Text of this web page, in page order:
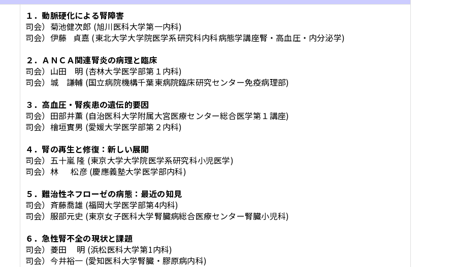
１．動脈硬化による腎障害
司会）菊池健次郎 (旭川医科大学第一内科)
司会）伊藤 貞嘉 (東北大学大学院医学系研究科内科病態学講座腎・高血圧・内分泌学)
２．ＡＮＣＡ関連腎炎の病理と臨床
司会）山田 明 (杏林大学医学部第１内科)
司会）城 謙輔 (国立病院機構千葉東病院臨床研究センター免疫病理部)
３．高血圧・腎疾患の遺伝的要因
司会）田部井薫 (自治医科大学附属大宮医療センター総合医学第１講座)
司会）檜垣實男 (愛媛大学医学部第２内科)
４．腎の再生と修復：新しい展開
司会）五十嵐 隆 (東京大学大学院医学系研究科小児医学)
司会）林 松彦 (慶應義塾大学医学部内科)
５．難治性ネフローゼの病態：最近の知見
司会）斉藤喬雄 (福岡大学医学部第4内科)
司会）服部元史 (東京女子医科大学腎臓病総合医療センター腎臓小児科)
６．急性腎不全の現状と課題
司会）菱田 明 (浜松医科大学第1内科)
司会）今井裕一 (愛知医科大学腎臓・膠原病内科)